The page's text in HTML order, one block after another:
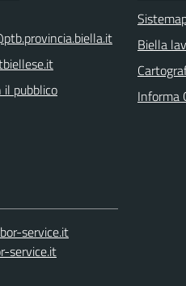
il pubblico
Biella
Informa